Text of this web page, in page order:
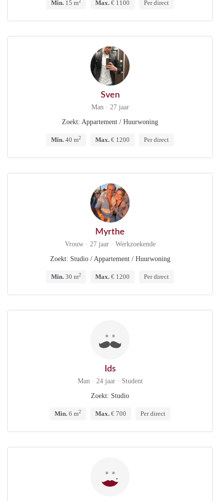
Min. 15 m Max. € 1100 Per direct
Sven
Man · 27 jaar
Zoekt: Appartement / Huurwoning
Min. 40 m2 Max. € 1200 Per direct
Myrthe
Vrouw · 27 jaar · Werkzoekende
Zoekt: Studio / Appartement / Huurwoning
Min. 30 m2 Max. € 1200 Per direct
Ids
Man · 24 jaar · Student
Zoekt: Studio
Min. 6 m2 Max. € 700 Per direct